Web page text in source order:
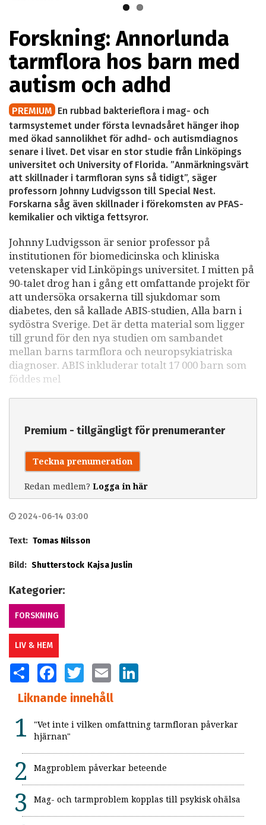
Forskning: Annorlunda
tarmflora hos barn med
autism och adhd
PREMIUM En rubbad bakterieflora i mag- och
tarmsystemet under första levnadsåret hänger ihop
med ökad sannolikhet för adhd- och autismdiagnos
senare i livet. Det visar en stor studie från Linköpings
universitet och University of Florida. ”Anmärkningsvärt
att skillnader i tarmfloran syns så tidigt”, säger
professorn Johnny Ludvigsson till Special Nest.
Forskarna såg även skillnader i förekomsten av PFAS-
kemikalier och viktiga fettsyror.
Johnny Ludvigsson är senior professor på
institutionen för biomedicinska och kliniska
vetenskaper vid Linköpings universitet. I mitten på
90-talet drog han i gång ett omfattande projekt för
att undersöka orsakerna till sjukdomar som
diabetes, den så kallade ABIS-studien, Alla barn i
sydöstra Sverige. Det är detta material som ligger
till grund för den nya studien om sambandet
mellan barns tarmflora och neuropsykiatriska
diagnoser. ABIS inkluderar totalt 17 000 barn som
föddes mel
Premium - tillgängligt för prenumeranter
Teckna prenumeration
Redan medlem? Logga in här
2024-06-14 03:00
Text: Tomas Nilsson
Bild: Shutterstock Kajsa Juslin
Kategorier:
FORSKNING
LIV & HEM
SHARE FACEBOOKTWITTER EMAIL
Liknande innehåll
"Vet inte i vilken omfattning tarmfloran påverkar
hjärnan"
Magproblem påverkar beteende
Mag- och tarmproblem kopplas till psykisk ohälsa